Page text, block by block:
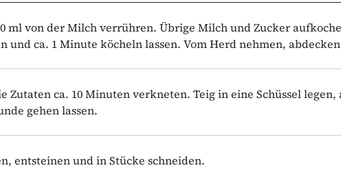
ml von der Milch verrühren. Übrige Milch und Zucker
und ca. 1 Minute köcheln lassen. Vom Herd nehmen,
Zutaten ca. 10 Minuten verkneten. Teig in eine Schüssel
gehen lassen.
entsteinen und in Stücke schneiden.